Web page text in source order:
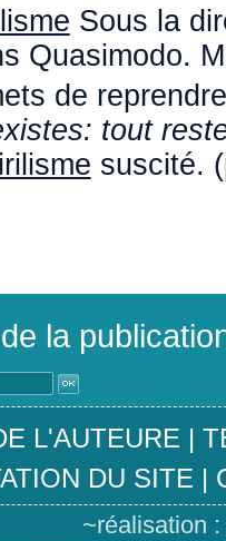
Sous la
Quasimodo.
de
tout
suscité.
la
L'AUTEURE |
DU SITE |
~réalisation